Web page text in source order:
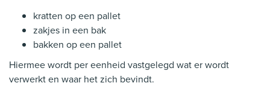
kratten op een pallet
zakjes in een bak
bakken op een pallet
Hiermee wordt per eenheid vastgelegd wat er wordt
verwerkt en waar het zich bevindt.